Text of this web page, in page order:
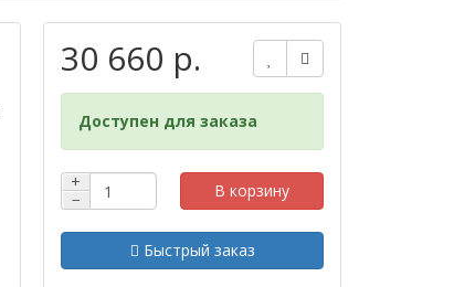
30 660 р.
Доступен для заказа
+
−
В корзину
Быстрый заказ